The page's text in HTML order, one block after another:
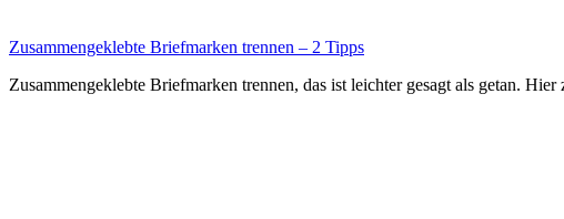
Zusammengeklebte Briefmarken trennen – 2 Tipps
Zusammengeklebte Briefmarken trennen, das ist leichter gesagt als getan.